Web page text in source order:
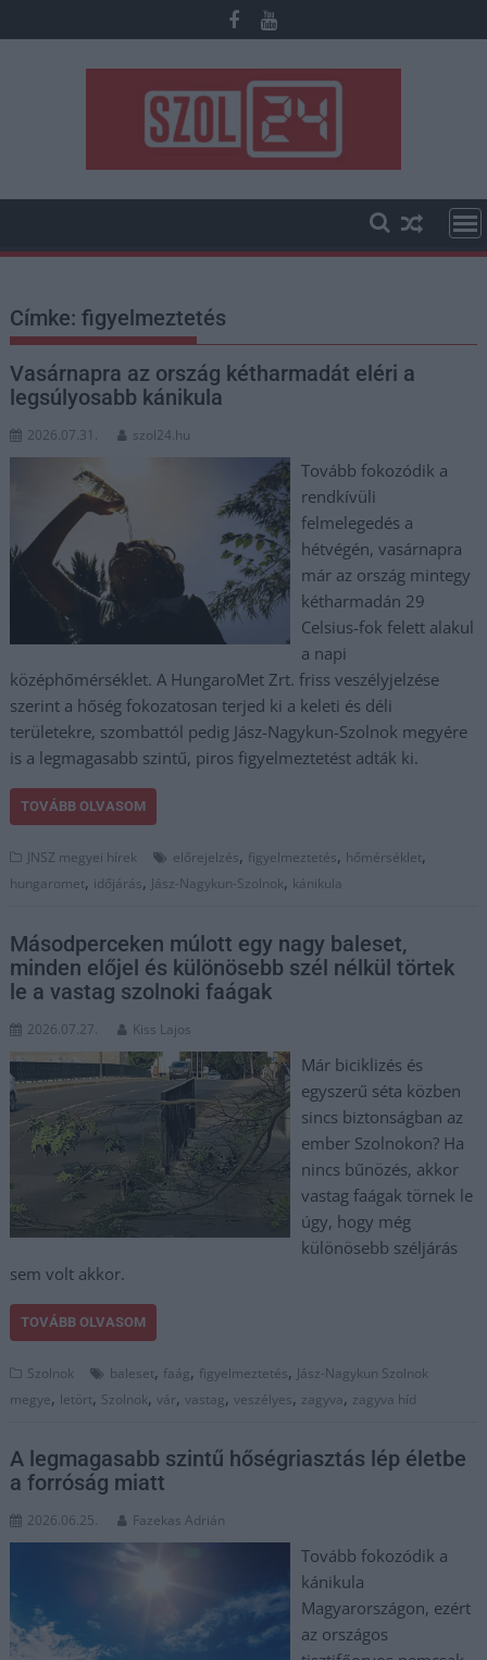
to
Címke:figyelmeztetés
Vasárnapra az ország kétharmadát eléri a
legsúlyosabb kánikula
2026.07.31. szol24.hu
Tovább fokozódik a
rendkívüli
felmelegedés a
hétvégén, vasárnapra
már az ország mintegy
kétharmadán 29
Celsius-fok felett alakul
a napi
középhőmérséklet. A HungaroMet Zrt. friss veszélyjelzése
szerint a hőség fokozatosan terjed ki a keleti és déli
területekre, szombattól pedig Jász-Nagykun-Szolnok megyére
is a legmagasabb szintű, piros figyelmeztetést adták ki.
TOVÁBB OLVASOM
JNSZ megyei hírek előrejelzés, figyelmeztetés, hőmérséklet,
hungaromet, időjárás, Jász-Nagykun-Szolnok, kánikula
Másodperceken múlott egy nagy baleset,
minden előjel és különösebb szél nélkül törtek
le a vastag szolnoki faágak
2026.07.27. Kiss Lajos
Már biciklizés és
egyszerű séta közben
sincs biztonságban az
ember Szolnokon? Ha
nincs bűnözés, akkor
vastag faágak törnek le
úgy, hogy még
különösebb széljárás
sem volt akkor.
TOVÁBB OLVASOM
Szolnok baleset, faág, figyelmeztetés, Jász-Nagykun Szolnok
megye, letört, Szolnok,vár,vastag,veszélyes, zagyva, zagyva híd
A legmagasabb szintű hőségriasztás lép életbe
a forróság miatt
2026.06.25. Fazekas Adrián
Tovább fokozódik a
kánikula
Magyarországon, ezért
az országos